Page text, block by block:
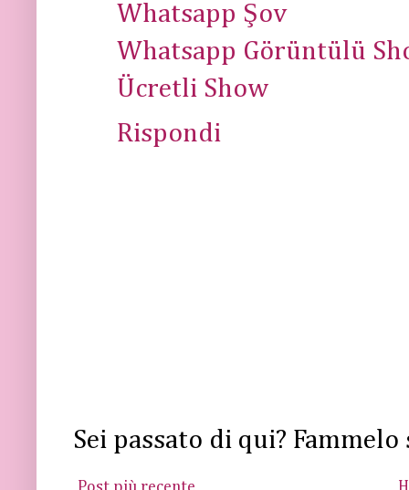
Whatsapp Şov
Whatsapp Görüntülü
Ücretli Show
Rispondi
Sei passato di qui?